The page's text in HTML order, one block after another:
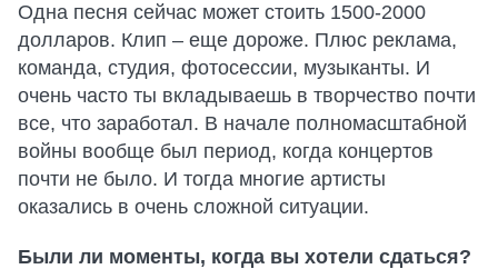
Одна песня сейчас может стоить 1500-2000
долларов. Клип – еще дороже. Плюс реклама,
команда, студия, фотосессии, музыканты. И
очень часто ты вкладываешь в творчество почти
все, что заработал. В начале полномасштабной
войны вообще был период, когда концертов
почти не было. И тогда многие артисты
оказались в очень сложной ситуации.
Были ли моменты, когда вы хотели сдаться?